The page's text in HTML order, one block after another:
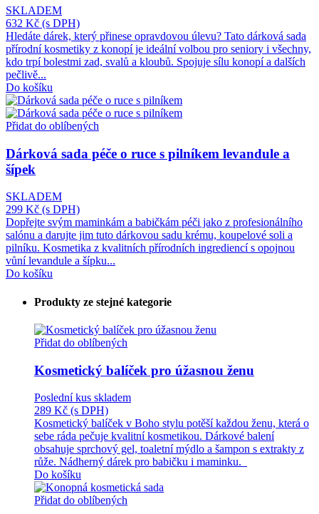
SKLADEM
632 Kč (s DPH)
Hledáte dárek, který přinese opravdovou úlevu? Tato dárková sada
přírodní kosmetiky z konopí je ideální volbou pro seniory i všechny,
kdo trpí bolestmi zad, svalů a kloubů. Spojuje sílu konopí a dalších
pečlivě...
Do košíku
Přidat do oblíbených
Dárková sada péče o ruce s pilníkem levandule a
šípek
SKLADEM
299 Kč (s DPH)
Dopřejte svým maminkám a babičkám péči jako z profesionálního
salónu a darujte jim tuto dárkovou sadu krému, koupelové soli a
pilníku. Kosmetika z kvalitních přírodních ingrediencí s opojnou
vůní levandule a šípku...
Do košíku
Produkty ze stejné kategorie
Přidat do oblíbených
Kosmetický balíček pro úžasnou ženu
Poslední kus skladem
289 Kč (s DPH)
Kosmetický balíček v Boho stylu potěší každou ženu, která o
sebe ráda pečuje kvalitní kosmetikou. Dárkové balení
obsahuje sprchový gel, toaletní mýdlo a šampon s extrakty z
růže. Nádherný dárek pro babičku i maminku.
Do košíku
Přidat do oblíbených